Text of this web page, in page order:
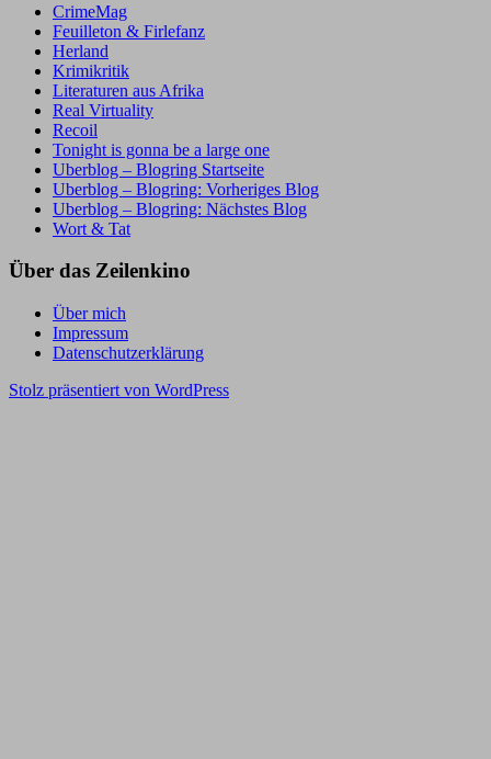
CrimeMag
Feuilleton & Firlefanz
Herland
Krimikritik
Literaturen aus Afrika
Real Virtuality
Recoil
Tonight is gonna be a large one
Uberblog – Blogring Startseite
Uberblog – Blogring: Vorheriges Blog
Uberblog – Blogring: Nächstes Blog
Wort & Tat
Über das Zeilenkino
Über mich
Impressum
Datenschutzerklärung
Stolz präsentiert von WordPress